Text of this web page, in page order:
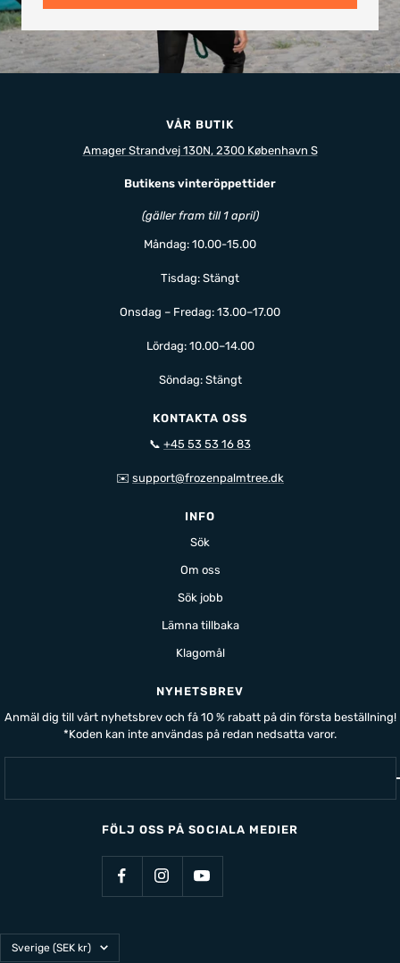
VÅR BUTIK
Amager Strandvej 130N, 2300 København S
Butikens vinteröppettider
(gäller fram till 1 april)
Måndag: 10.00-15.00
Tisdag: Stängt
Onsdag – Fredag: 13.00–17.00
Lördag: 10.00–14.00
Söndag: Stängt
KONTAKTA OSS
📞 +45 53 53 16 83
✉️ support@frozenpalmtree.dk
INFO
Sök
Om oss
Sök jobb
Lämna tillbaka
Klagomål
NYHETSBREV
Anmäl dig till vårt nyhetsbrev och få 10 % rabatt på din första beställning!
*Koden kan inte användas på redan nedsatta varor.
FÖLJ OSS PÅ SOCIALA MEDIER
Land/Region
Sverige (SEK kr)